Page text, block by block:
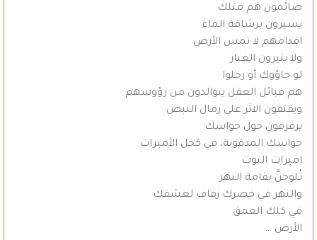
صائمون هم مثلك
يسيرون برشاقة الماء
اقدامهم لا تمس الأرض
ولا يثيرون الغبار
لو جاؤوك أو رحلوا
هم قبائل العقل يتوالدون من رؤوسهم
ويقتفون الاثر على رمال النبض
يرفرفون حول حواسك
حواسك المدفونة، في كحل الأميرات
اميرات التوت
تُلوحنَّ بقامة النهر
والنهر في خصرك زفاف لعشقك
في كلك العمق
الأرض …